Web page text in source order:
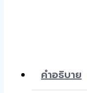
คำอธิบาย